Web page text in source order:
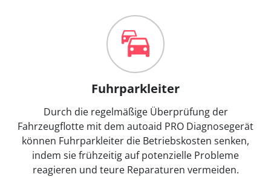
Fuhrparkleiter
Durch die regelmäßige Überprüfung der
Fahrzeugflotte mit dem autoaid PRO Diagnosegerät
können Fuhrparkleiter die Betriebskosten senken,
indem sie frühzeitig auf potenzielle Probleme
reagieren und teure Reparaturen vermeiden.